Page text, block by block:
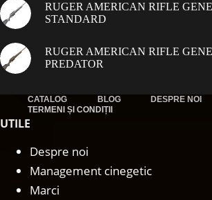
RUGER AMERICAN RIFLE
STANDARD
RUGER AMERICAN RIFLE
PREDATOR
CATALOG BLOG DESPRE NOI
TERMENI ȘI CONDIȚII
UTILE
Despre noi
Management cinegetic
Marci